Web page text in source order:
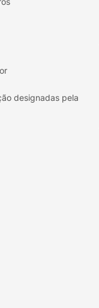
designadas pela